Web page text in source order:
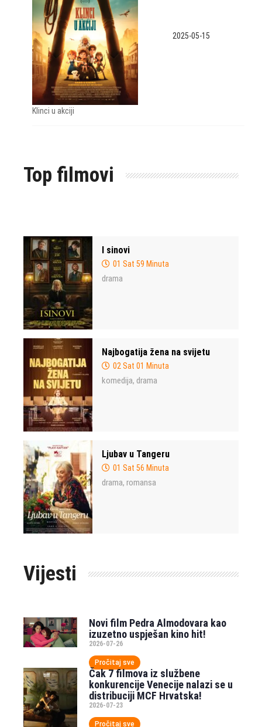
Klinci u akciji
2025-05-15
Top filmovi
I sinovi
01 Sat 59 Minuta
drama
Najbogatija žena na svijetu
02 Sat 01 Minuta
komedija, drama
Ljubav u Tangeru
01 Sat 56 Minuta
drama, romansa
Vijesti
Novi film Pedra Almodovara kao
izuzetno uspješan kino hit!
2026-07-26
Pročitaj sve
Čak 7 filmova iz službene
konkurencije Venecije nalazi se u
distribuciji MCF Hrvatska!
2026-07-23
Pročitaj sve